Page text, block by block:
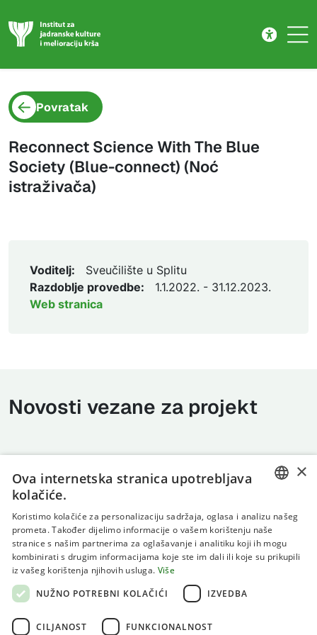
Povratak
Reconnect Science With The Blue
Society (Blue-connect) (Noć
istraživača)
Voditelj:
Sveučilište u Splitu
Razdoblje provedbe:
1.1.2022. - 31.12.2023.
Web stranica
Novosti vezane za projekt
Uvjeti korištenja
Politika privatnosti
Kolačići
ENGLISH
×
Ova internetska stranica upotrebljava
kolačiće.
Koristimo kolačiće za personalizaciju sadržaja, oglasa i analizu našeg
prometa. Također dijelimo informacije o vašem korištenju naše
stranice s našim partnerima za oglašavanje i analitiku koji ih mogu
kombinirati s drugim informacijama koje ste im dali ili koje su prikupili
iz vašeg korištenja njihovih usluga. Više
NUŽNO POTREBNI KOLAČIĆI
IZVEDBA
CILJANOST FUNKCIONALNOST